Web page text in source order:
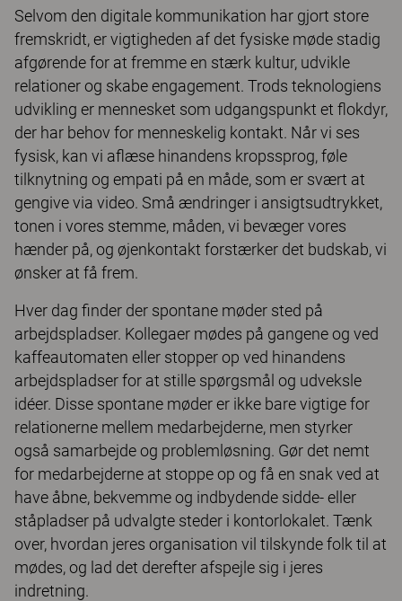
Selvom den digitale kommunikation har gjort store
fremskridt, er vigtigheden af det fysiske møde stadig
afgørende for at fremme en stærk kultur, udvikle
relationer og skabe engagement. Trods teknologiens
udvikling er mennesket som udgangspunkt et flokdyr,
der har behov for menneskelig kontakt. Når vi ses
fysisk, kan vi aflæse hinandens kropssprog, føle
tilknytning og empati på en måde, som er svært at
gengive via video. Små ændringer i ansigtsudtrykket,
tonen i vores stemme, måden, vi bevæger vores
hænder på, og øjenkontakt forstærker det budskab, vi
ønsker at få frem.
Hver dag finder der spontane møder sted på
arbejdspladser. Kollegaer mødes på gangene og ved
kaffeautomaten eller stopper op ved hinandens
arbejdspladser for at stille spørgsmål og udveksle
idéer. Disse spontane møder er ikke bare vigtige for
relationerne mellem medarbejderne, men styrker
også samarbejde og problemløsning. Gør det nemt
for medarbejderne at stoppe op og få en snak ved at
have åbne, bekvemme og indbydende sidde- eller
ståpladser på udvalgte steder i kontorlokalet. Tænk
over, hvordan jeres organisation vil tilskynde folk til at
mødes, og lad det derefter afspejle sig i jeres
indretning.